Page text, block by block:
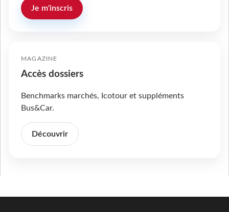
Je m'inscris
MAGAZINE
Accès dossiers
Benchmarks marchés, Icotour et suppléments
Bus&Car.
Découvrir